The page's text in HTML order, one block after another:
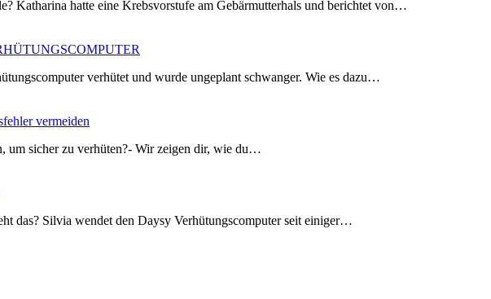
Katharina hatte eine Krebsvorstufe am Gebärmutterhals und berichtet von…
verhütet und wurde ungeplant schwanger. Wie es dazu…
vermeiden
um sicher zu verhüten?- Wir zeigen dir, wie du…
das? Silvia wendet den Daysy Verhütungscomputer seit einiger…